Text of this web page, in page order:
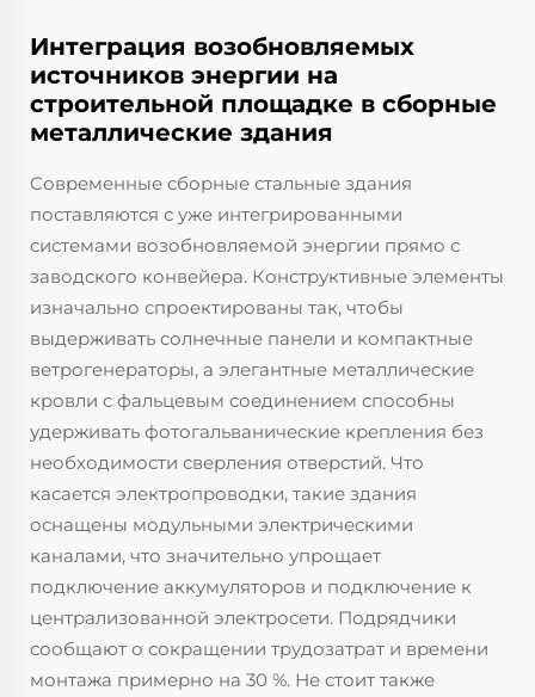
Интеграция возобновляемых
источников энергии на
строительной площадке в сборные
металлические здания
Современные сборные стальные здания
поставляются с уже интегрированными
системами возобновляемой энергии прямо с
заводского конвейера. Конструктивные элементы
изначально спроектированы так, чтобы
выдерживать солнечные панели и компактные
ветрогенераторы, а элегантные металлические
кровли с фальцевым соединением способны
удерживать фотогальванические крепления без
необходимости сверления отверстий. Что
касается электропроводки, такие здания
оснащены модульными электрическими
каналами, что значительно упрощает
подключение аккумуляторов и подключение к
централизованной электросети. Подрядчики
сообщают о сокращении трудозатрат и времени
монтажа примерно на 30 %. Не стоит также